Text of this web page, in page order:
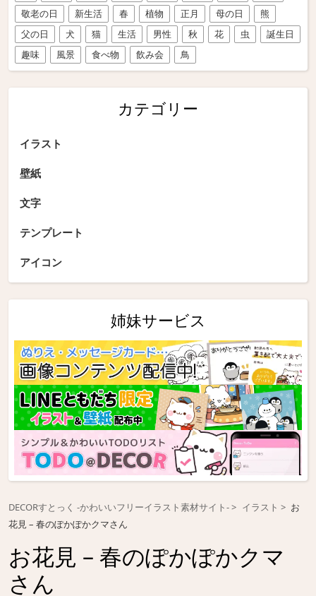
敬老の日
新生活 春 植物 正月 母の日
熊
父の日
犬 猫 生活 男性 秋 花 虫
誕生日
趣味
風景 食べ物 飲み会 鳥
カテゴリー
イラスト
壁紙
文字
テンプレート
アイコン
姉妹サービス
DECORすとっく -かわいいフリーイラスト素材サイト- イラスト
お
花見 – 春のぽかぽかクマさん
お花見 – 春のぽかぽかクマ
さん